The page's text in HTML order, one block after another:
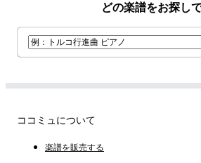
どの楽譜をお探し
ココミュについて
楽譜を販売する